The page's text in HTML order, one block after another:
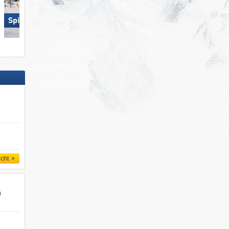
Spieljoch – Fügen Gitschberg Jochtal